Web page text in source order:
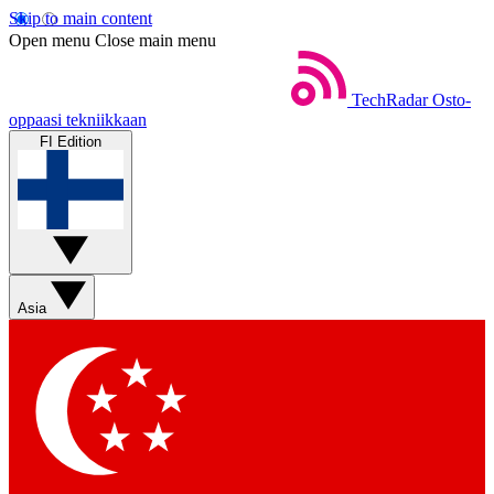
Skip to main content
Open menu Close main menu
TechRadar Osto-
oppaasi tekniikkaan
FI Edition
Asia